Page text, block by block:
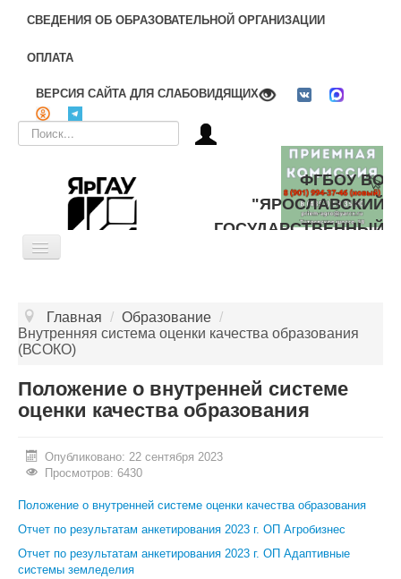
СВЕДЕНИЯ ОБ ОБРАЗОВАТЕЛЬНОЙ ОРГАНИЗАЦИИ
ОПЛАТА
ВЕРСИЯ САЙТА ДЛЯ СЛАБОВИДЯЩИХ
Искать...
ФГБОУ ВО
"ЯРОСЛАВСКИЙ
ГОСУДАРСТВЕННЫЙ
Toggle
ЦЕЛЕВОЕ ОБУЧЕНИЕ
ДОПОЛНИТЕЛЬНОЕ ОБРАЗОВАНИЕ
БИБЛИОТЕКА
#БЕРЕГИЗДОРОВЬЕ
КОНКУРСНЫЕ СПИСКИ
СПИСКИ ПОСТУПАЮЩИХ
Главная / Образование /
Внутренняя система оценки качества образования
(ВСОКО)
Положение о внутренней системе
оценки качества образования
Опубликовано: 22 сентября 2023
Просмотров: 6430
Положение о внутренней системе оценки качества образования
Отчет по результатам анкетирования 2023 г. ОП Агробизнес
Отчет по результатам анкетирования 2023 г. ОП Адаптивные
системы земледелия